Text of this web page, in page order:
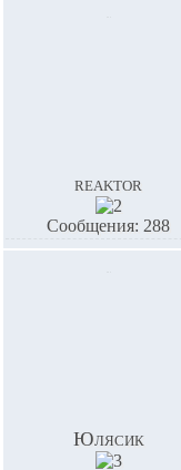
reaktor
Сообщения: 288
Юлясик